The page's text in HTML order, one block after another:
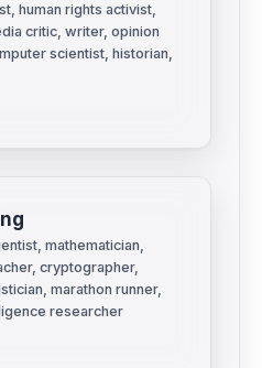
human rights activist,
critic, writer, opinion
scientist, historian,
mathematician,
cryptographer,
marathon runner,
researcher